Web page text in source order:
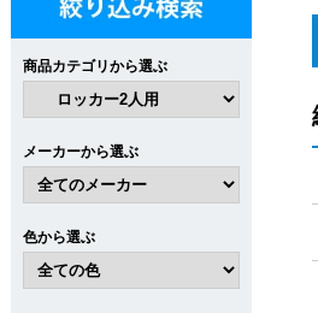
商品カテゴリから選ぶ
メーカーから選ぶ
色から選ぶ